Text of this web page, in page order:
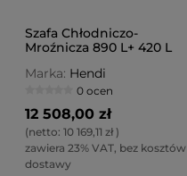
Szafa Chłodniczo-
Mroźnicza 890 L+ 420 L
Marka: Hendi
0 ocen
12 508,00 zł
(netto: 10 169,11 zł)
zawiera 23% VAT, bez kosztów
dostawy